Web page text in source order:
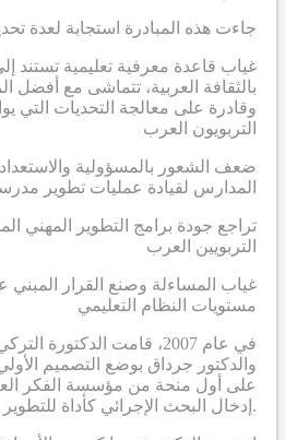
.جاءت هذه المبادرة استجابة لعدة
غياب قاعدة معرفية تعليمية تستند
بالثقافة العربية، تتماشى مع أفضل
وقادرة على معالجة التحديات التي
التربويون العرب
المدارس لقيادة عمليات تطوير
التربويين العرب
مستويات النظام التعليمي
في عام 2007، قامت الدكتورة
والدكتور جرداق بوضع التصميم
على أول منحة من مؤسسة الفكر
إدخال البحث الإجرائي كأداة للتطوير على جميع المستويات.